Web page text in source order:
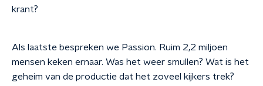
krant?
Als laatste bespreken we Passion. Ruim 2,2 miljoen
mensen keken ernaar. Was het weer smullen? Wat is het
geheim van de productie dat het zoveel kijkers trek?